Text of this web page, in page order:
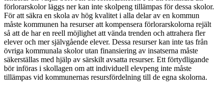
förlorarskolor läggs ner kan inte skolpeng tillämpas för dessa skolor.
För att säkra en skola av hög kvalitet i alla delar av en kommun
måste kommunen ha resurser att kompensera förlorarskolorna rejält
så att de har en reell möjlighet att vända trenden och attrahera fler
elever och mer självgående elever. Dessa resurser kan inte tas från
övriga kommunala skolor utan finansiering av insatserna måste
säkerställas med hjälp av särskilt avsatta resurser. Ett förtydligande
bör införas i skollagen om att individuell elevpeng inte måste
tillämpas vid kommunernas resursfördelning till de egna skolorna.